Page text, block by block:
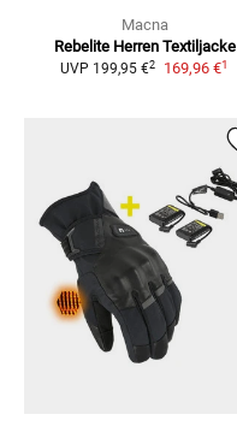
Macna
Rebelite Herren Textiljacke
UVP 199,95 €2 169,96 €1